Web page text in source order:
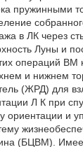
пружинными
в ЛК через
Луны и
операций ВМ
и нижнем
(ЖРД) для
Л К при
и
(БЦВМ).